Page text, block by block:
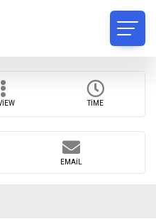
TIME
EMAIL